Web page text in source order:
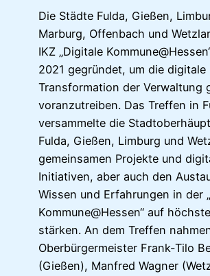
Die Städte Fulda, Gießen,
Marburg, Offenbach und
IKZ „Digitale
2021 gegründet, um die digitale
Transformation der Verwaltung
voranzutreiben. Das Treffen in
versammelte die
Fulda, Gießen, Limburg und
gemeinsamen Projekte und
Initiativen, aber auch den
Wissen und Erfahrungen in der
Kommune@Hessen“ auf
stärken. An dem Treffen
Oberbürgermeister Frank-Tilo
(Gießen), Manfred Wagner